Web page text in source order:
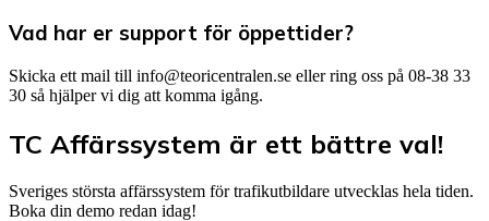
Vad har er support för öppettider?
Skicka ett mail till info@teoricentralen.se eller ring oss på 08-38 33
30 så hjälper vi dig att komma igång.
TC Affärssystem är ett bättre val!
Sveriges största affärssystem för trafikutbildare utvecklas hela tiden.
Boka din demo redan idag!